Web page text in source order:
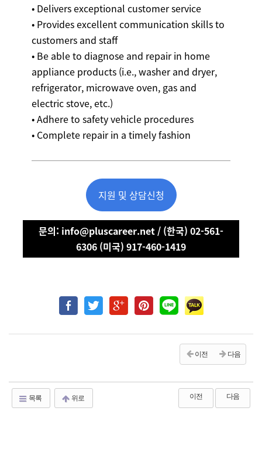
• Delivers exceptional customer service
• Provides excellent communication skills to
customers and staff
• Be able to diagnose and repair in home
appliance products (i.e., washer and dryer,
refrigerator, microwave oven, gas and
electric stove, etc.)
• Adhere to safety vehicle procedures
• Complete repair in a timely fashion
지원 및 상담신청
문의: info@pluscareer.net / (한국) 02-561-
6306 (미국) 917-460-1419
이전 다음
목록 위로 이전 다음